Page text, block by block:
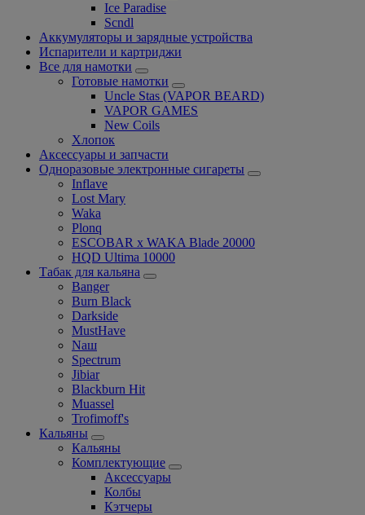
Ice Paradise
Scndl
Аккумуляторы и зарядные устройства
Испарители и картриджи
Все для намотки
Готовые намотки
Uncle Stas (VAPOR BEARD)
VAPOR GAMES
New Coils
Хлопок
Аксессуары и запчасти
Одноразовые электронные сигареты
Inflave
Lost Mary
Waka
Plonq
ESCOBAR x WAKA Blade 20000
HQD Ultima 10000
Табак для кальяна
Banger
Burn Black
Darkside
MustHave
Nаш
Spectrum
Jibiar
Blackburn Hit
Muassel
Trofimoff's
Кальяны
Кальяны
Комплектующие
Аксессуары
Колбы
Кэтчеры